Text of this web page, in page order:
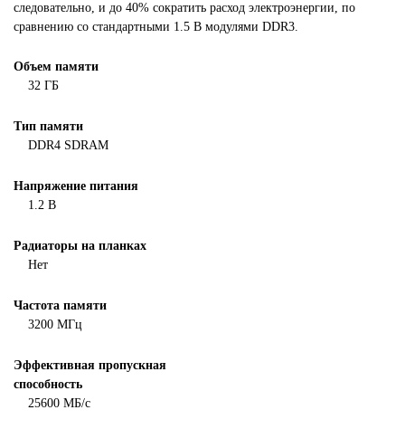
следовательно, и до 40% сократить расход электроэнергии, по
сравнению со стандартными 1.5 В модулями DDR3.
Объем памяти
32 ГБ
Тип памяти
DDR4 SDRAM
Напряжение питания
1.2 В
Радиаторы на планках
Нет
Частота памяти
3200 МГц
Эффективная пропускная
способность
25600 МБ/с